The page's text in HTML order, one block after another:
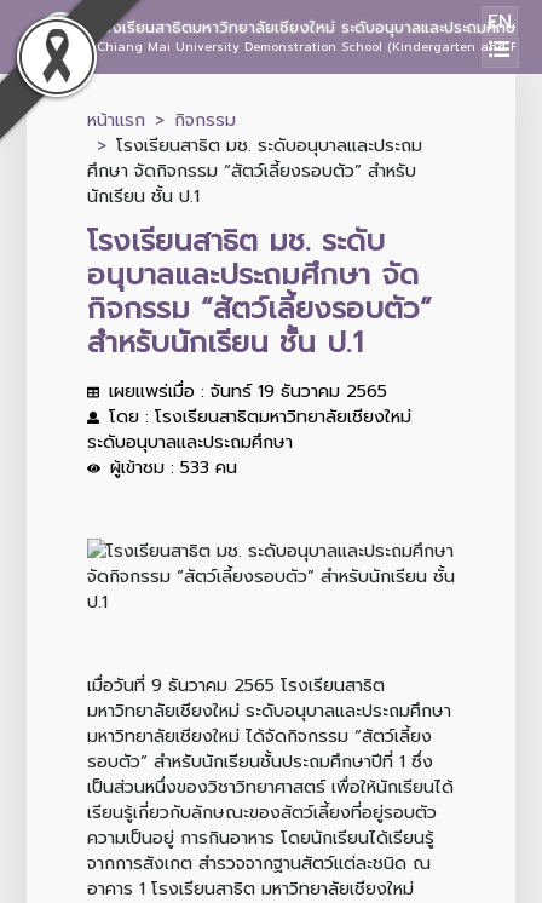
โรงเรียนสาธิตมหาวิทยาลัยเชียงใหม่ ระดับอนุบาลและประถมศึกษา
Chiang Mai University Demonstration School (Kindergarten and
EN
หน้าแรก
กิจกรรม
โรงเรียนสาธิต มช. ระดับอนุบาลและประถม
ศึกษา จัดกิจกรรม “สัตว์เลี้ยงรอบตัว” สำหรับ
นักเรียน ชั้น ป.1
โรงเรียนสาธิต มช. ระดับ
อนุบาลและประถมศึกษา จัด
กิจกรรม “สัตว์เลี้ยงรอบตัว”
สำหรับนักเรียน ชั้น ป.1
เผยแพร่เมื่อ : จันทร์ 19 ธันวาคม 2565
โดย : โรงเรียนสาธิตมหาวิทยาลัยเชียงใหม่
ระดับอนุบาลและประถมศึกษา
ผู้เข้าชม : 533 คน
เมื่อวันที่ 9 ธันวาคม 2565 โรงเรียนสาธิต
มหาวิทยาลัยเชียงใหม่ ระดับอนุบาลและประถมศึกษา
มหาวิทยาลัยเชียงใหม่ ได้จัดกิจกรรม “สัตว์เลี้ยง
รอบตัว” สำหรับนักเรียนชั้นประถมศึกษาปีที่ 1 ซึ่ง
เป็นส่วนหนึ่งของวิชาวิทยาศาสตร์ เพื่อให้นักเรียนได้
เรียนรู้เกี่ยวกับลักษณะของสัตว์เลี้ยงที่อยู่รอบตัว
ความเป็นอยู่ การกินอาหาร โดยนักเรียนได้เรียนรู้
จากการสังเกต สำรวจจากฐานสัตว์แต่ละชนิด ณ
อาคาร 1 โรงเรียนสาธิต มหาวิทยาลัยเชียงใหม่